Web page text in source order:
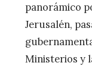
panorámico
Jerusalén,
Ministerios y